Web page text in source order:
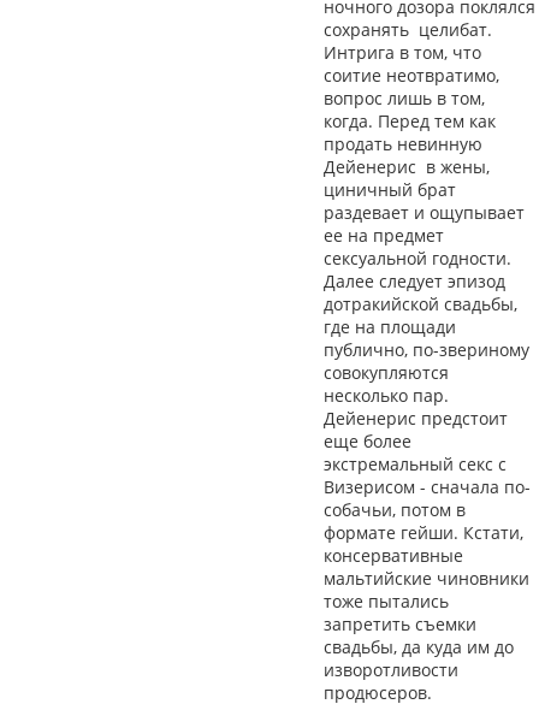
ночного дозора поклялся
сохранять целибат.
Интрига в том, что
соитие неотвратимо,
вопрос лишь в том,
когда. Перед тем как
продать невинную
Дейенерис в жены,
циничный брат
раздевает и ощупывает
ее на предмет
сексуальной годности.
Далее следует эпизод
дотракийской свадьбы,
где на площади
публично, по-звериному
совокупляются
несколько пар.
Дейенерис предстоит
еще более
экстремальный секс с
Визерисом - сначала по-
собачьи, потом в
формате гейши. Кстати,
консервативные
мальтийские чиновники
тоже пытались
запретить съемки
свадьбы, да куда им до
изворотливости
продюсеров.